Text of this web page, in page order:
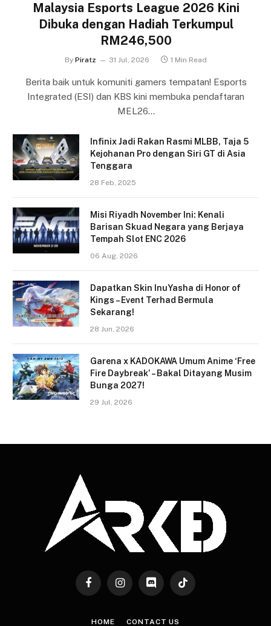
Malaysia Esports League 2026 Kini
Dibuka dengan Hadiah Terkumpul
RM246,500
By Piratz 31 Jul, 2026 1 Min Read
Berita baik untuk komuniti gamers tempatan! Esports
Integrated (ESI) dan KBS kini membuka pendaftaran
MEL26…
Infinix Jadi Rakan Rasmi MLBB, Taja 5
Kejohanan Pro dengan Siri GT di Asia
Tenggara
28 Feb, 2025
Misi Riyadh November Ini: Kenali
Barisan Skuad Negara yang Berjaya
Tempah Slot ENC 2026
06 Aug, 2026
Dapatkan Skin InuYasha di Honor of
Kings – Event Terhad Bermula
Sekarang!
28 Jun, 2026
Garena x KADOKAWA Umum Anime ‘Free
Fire Daybreak’ – Bakal Ditayang Musim
Bunga 2027!
29 Jul, 2026
FacebookInstagramDiscord TikTok
HOME CONTACT US